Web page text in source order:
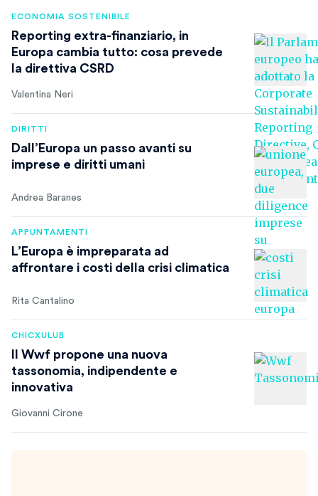
ECONOMIA SOSTENIBILE
Reporting extra-finanziario, in
Europa cambia tutto: cosa prevede
la direttiva CSRD
Valentina Neri
DIRITTI
Dall’Europa un passo avanti su
imprese e diritti umani
Andrea Baranes
APPUNTAMENTI
L’Europa è impreparata ad
affrontare i costi della crisi climatica
Rita Cantalino
CHICXULUB
Il Wwf propone una nuova
tassonomia, indipendente e
innovativa
Giovanni Cirone